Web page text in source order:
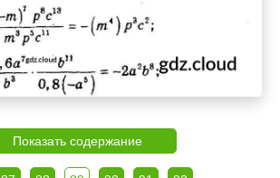
Показать содержание